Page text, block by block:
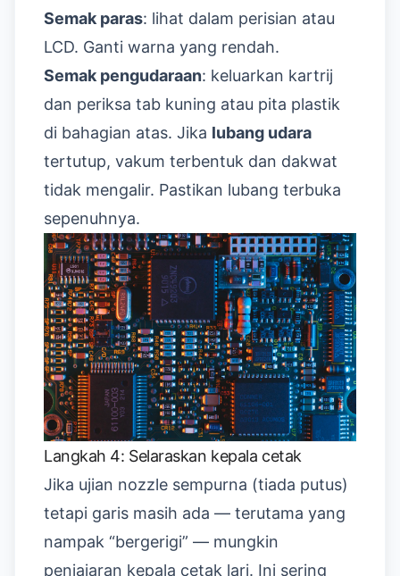
Semak paras: lihat dalam perisian atau
LCD. Ganti warna yang rendah.
Semak pengudaraan: keluarkan kartrij
dan periksa tab kuning atau pita plastik
di bahagian atas. Jika lubang udara
tertutup, vakum terbentuk dan dakwat
tidak mengalir. Pastikan lubang terbuka
sepenuhnya.
Langkah 4: Selaraskan kepala cetak
Jika ujian nozzle sempurna (tiada putus)
tetapi garis masih ada — terutama yang
nampak “bergerigi” — mungkin
penjajaran kepala cetak lari. Ini sering